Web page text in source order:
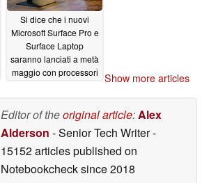
Si dice che i nuovi
Microsoft Surface Pro e
Surface Laptop
saranno lanciati a metà
maggio con processori Show more articles
Editor of theoriginal article:Alex
Alderson - Senior Tech Writer-
15152 articles published on
Notebookchecksince 2018